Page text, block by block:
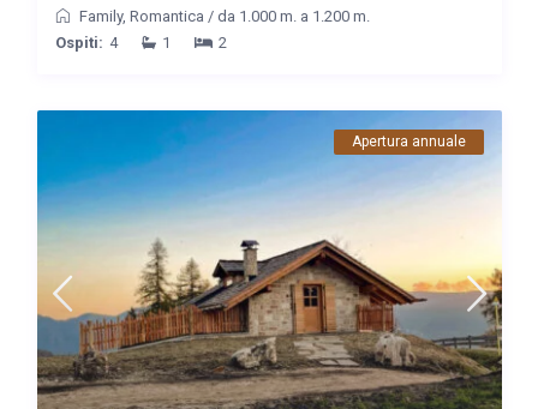
Family, Romantica / da 1.000 m. a 1.200 m.
Ospiti: 4 1 2
Apertura annuale